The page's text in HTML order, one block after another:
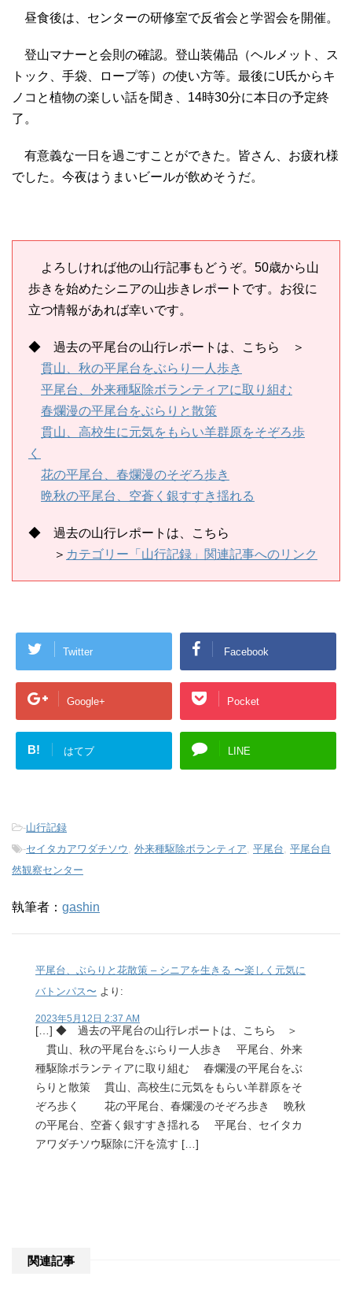
昼食後は、センターの研修室で反省会と学習会を開催。
登山マナーと会則の確認。登山装備品（ヘルメット、ス
トック、手袋、ロープ等）の使い方等。最後にU氏からキ
ノコと植物の楽しい話を聞き、14時30分に本日の予定終
了。
有意義な一日を過ごすことができた。皆さん、お疲れ様
でした。今夜はうまいビールが飲めそうだ。
よろしければ他の山行記事もどうぞ。50歳から山
歩きを始めたシニアの山歩きレポートです。お役に
立つ情報があれば幸いです。
◆ 過去の平尾台の山行レポートは、こちら ＞
貫山、秋の平尾台をぶらり一人歩き
平尾台、外来種駆除ボランティアに取り組む
春爛漫の平尾台をぶらりと散策
貫山、高校生に元気をもらい羊群原をそぞろ歩
く
花の平尾台、春爛漫のそぞろ歩き
晩秋の平尾台、空蒼く銀すすき揺れる
◆ 過去の山行レポートは、
こちら
＞ カテゴリー「山行記録」関連記事へのリンク
Twitter Facebook
Google+ Pocket
B! はてブ LINE
-山行記録
-セイタカアワダチソウ , 外来種駆除ボランティア, 平尾台, 平尾台自
然観察センター
執筆者： gashin
平尾台、ぶらりと花散策 – シニアを生きる 〜楽しく元気に
バトンパス〜 より:
2023年5月12日 2:37 AM
[…] ◆ 過去の平尾台の山行レポートは、こちら ＞
貫山、秋の平尾台をぶらり一人歩き 平尾台、外来
種駆除ボランティアに取り組む 春爛漫の平尾台をぶ
らりと散策 貫山、高校生に元気をもらい羊群原をそ
ぞろ歩く 花の平尾台、春爛漫のそぞろ歩き 晩秋
の平尾台、空蒼く銀すすき揺れる 平尾台、セイタカ
アワダチソウ駆除に汗を流す […]
関連記事